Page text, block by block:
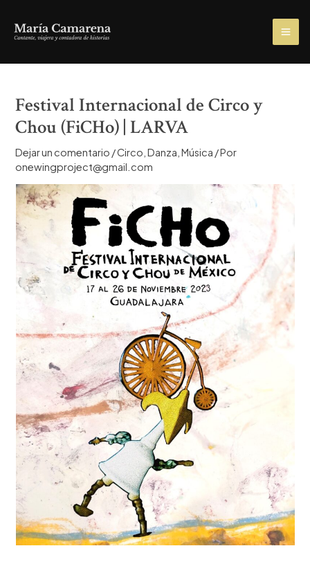
Festival Internacional de Circo y
Chou (FiCHo) | LARVA
Dejar un comentario /Circo ,Danza ,Música / Por
onewingproject@gmail.com